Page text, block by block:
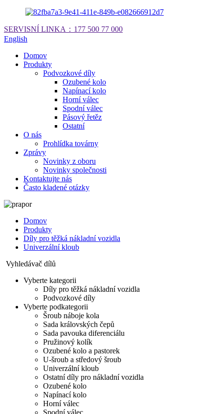
SERVISNÍ LINKA： 177 500 77 000
English
Domov
Produkty
Podvozkové díly
Ozubené kolo
Napínací kolo
Horní válec
Spodní válec
Pásový řetěz
Ostatní
O nás
Prohlídka továrny
Zprávy
Novinky z oboru
Novinky společnosti
Kontaktujte nás
Často kladené otázky
Domov
Produkty
Díly pro těžká nákladní vozidla
Univerzální kloub
Vyhledávač dílů
Vyberte kategorii
Díly pro těžká nákladní vozidla
Podvozkové díly
Vyberte podkategorii
Šroub náboje kola
Sada královských čepů
Sada pavouka diferenciálu
Pružinový kolík
Ozubené kolo a pastorek
U-šroub a středový šroub
Univerzální kloub
Ostatní díly pro nákladní vozidla
Ozubené kolo
Napínací kolo
Horní válec
Spodní válec